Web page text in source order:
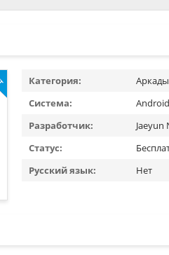
Категория:
Аркады
Система:
Разработчик:
Jaeyun
Статус:
Русский язык:
Нет